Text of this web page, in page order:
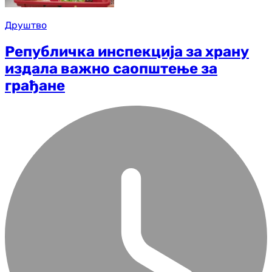
Друштво
Републичка инспекција за храну
издала важно саопштење за
грађане